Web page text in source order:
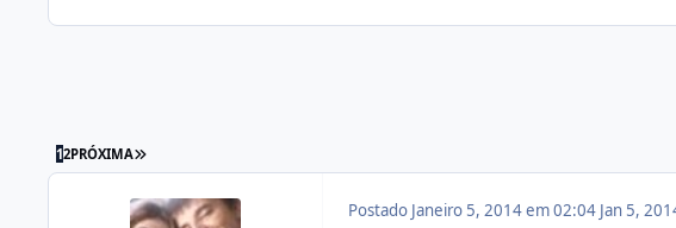
12PRÓXIMA
Postado Janeiro 5, 2014 em 02:04 Jan 5,